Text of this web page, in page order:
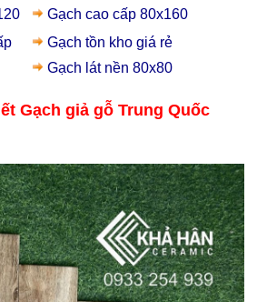
Gạch cao cấp 80x160
Gạch tồn kho giá rẻ
Gạch lát nền 80x80
Gạch giả gỗ Trung Quốc